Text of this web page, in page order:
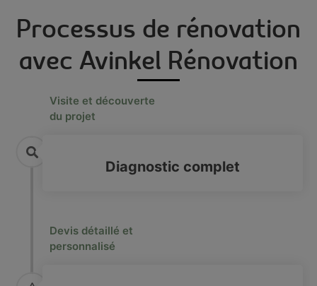
Processus de rénovation
avec Avinkel Rénovation
Visite et découverte
du projet
Diagnostic complet
Devis détaillé et
personnalisé